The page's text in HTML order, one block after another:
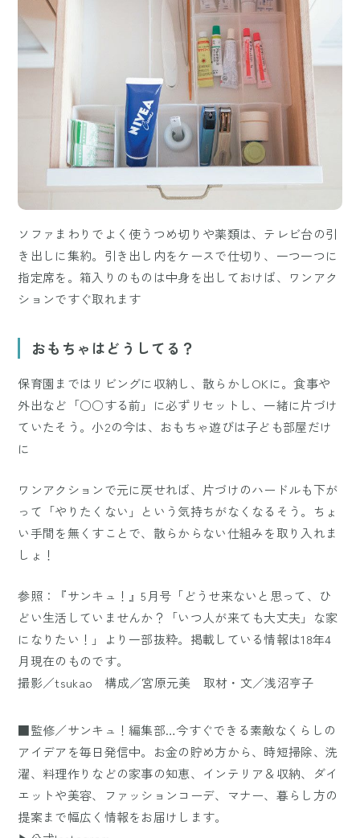
ソファまわりでよく使うつめ切りや薬類は、テレビ台の引
き出しに集約。引き出し内をケースで仕切り、一つ一つに
指定席を。箱入りのものは中身を出しておけば、ワンアク
ションですぐ取れます
おもちゃはどうしてる？
保育園まではリビングに収納し、散らかしOKに。食事や
外出など「○○する前」に必ずリセットし、一緒に片づけ
ていたそう。小2の今は、おもちゃ遊びは子ども部屋だけ
に
ワンアクションで元に戻せれば、片づけのハードルも下が
って「やりたくない」という気持ちがなくなるそう。ちょ
い手間を無くすことで、散らからない仕組みを取り入れま
しょ！
参照：『サンキュ！』5月号「どうせ来ないと思って、ひ
どい生活していませんか？「いつ人が来ても大丈夫」な家
になりたい！」より一部抜粋。掲載している情報は18年4
月現在のものです。
撮影／tsukao 構成／宮原元美 取材・文／浅沼亨子
■監修／サンキュ！編集部…今すぐできる素敵なくらしの
アイデアを毎日発信中。お金の貯め方から、時短掃除、洗
濯、料理作りなどの家事の知恵、インテリア＆収納、ダイ
エットや美容、ファッションコーデ、マナー、暮らし方の
提案まで幅広く情報をお届けします。